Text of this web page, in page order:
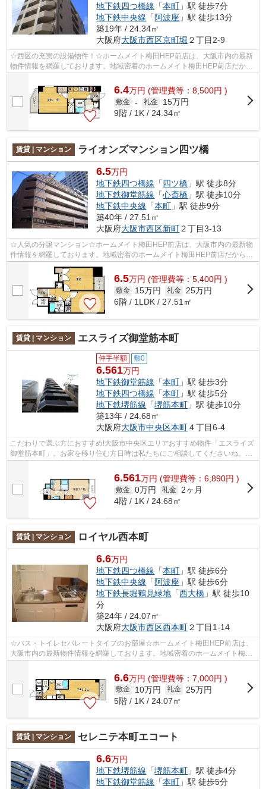
地下鉄四つ橋線 「本町 」駅 徒歩7分
地下鉄中央線 「 阿波座 」駅 徒歩13分
築19年 / 24.34㎡
大阪府大阪市西区京町堀 ２丁目2-9
☆西区の充実の設備物件！☆ホームメイト梅田HEP前店は、大阪市内の最新
物件情報を網羅しております。地域密着のホームメイト梅田HEP前店だから
できるお部屋探し品質であなたの理想のお...
6.4万円 (管理費等：8,500円 )
敷金 - 礼金
15万円
9階 / 1K / 24.34㎡
賃貸 | マンション ライオンズマンション四ツ橋
6.5万円
地下鉄四つ橋線 「四ツ橋 」駅 徒歩8分
地下鉄御堂筋線 「心斎橋 」駅 徒歩10分
地下鉄中央線 「本町 」駅 徒歩9分
築40年 / 27.51㎡
大阪府大阪市西区新町２丁目3-13
☆人気の分譲マンション☆ホームメイト梅田HEP前店は、大阪市内の最新物
件情報を網羅しております。地域密着のホームメイト梅田HEP前店だからで
きるお部屋探し品質であなたの理想のお部...
6.5万円 (管理費等：5,400円 )
敷金 15万円 礼金 25万円
6階 / 1LDK / 27.51㎡
賃貸 | マンション エスライズ御堂筋本町
仲手半額 敷0
6.561万円
地下鉄御堂筋線 「本町 」駅 徒歩3分
地下鉄四つ橋線 「本町 」駅 徒歩5分
地下鉄堺筋線 「堺筋本町 」駅 徒歩10分
築13年 / 24.68㎡
大阪府大阪市中央区本町４丁目6-4
こだわりで選ぶ方におすすめ!大阪市中央区エリアおすすめ物件「エスライズ
御堂筋本町」。お家を移り住む方日時は私たちにご相談してくださいね。利
6.561万円 (管理費等：6,890円 )
敷金 0万円 礼金
2ヶ月
4階 / 1K / 24.68㎡
賃貸 | マンション ロイヤル西本町
6.6万円
地下鉄四つ橋線 「本町 」駅 徒歩6分
地下鉄中央線 「 阿波座 」駅 徒歩6分
地下鉄長堀鶴見緑地 「西大橋 」駅 徒歩10
分
築24年 / 24.07㎡
大阪府大阪市西区西本町２丁目1-14
☆バス・トイレセパレートタイプのお部屋☆ホームメイト梅田HEP前店は、
大阪市内の最新物件情報を網羅しております。地域密着のホームメイト梅田
6.6万円 (管理費等：7,000円 )
敷金 10万円 礼金
25万円
5階 / 1K / 24.07㎡
賃貸 | マンション セレニテ本町エコート
6.6万円
地下鉄堺筋線 「堺筋本町 」駅 徒歩4分
地下鉄御堂筋線 「本町 」駅 徒歩5分